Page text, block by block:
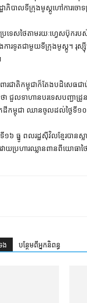
ាភិបាល​ទីក្រុង​មូស្គូ​ហៅ​ការ​ចោទ​
រទេស​ថៃ​តាមរយៈ​ហ្វេសប៊ុក​រប
ារទូត​ជាមួយ​ទីក្រុង​មូស្គូ។ រុស្ស៊ី​
រ​ជាតិ​កម្ពុជា​ក៏​តែង​បដិសេធ​ជ
ថា ជួល​ទាហាន​បរទេស​បញ្ជា​ដ្
ដី​កម្ពុជា ឈាន​ចូល​ដល់​ថ្ងៃ​ទី១០​
ទី១៦ ធ្នូ ពលរដ្ឋ​ស៊ីវិល​ខ្មែរ​
ាយ​ប្រហារ​ឈ្លាន​ពាន​ពី​យោធា​ថ
ង បន្ថែម​ពី​អ្នកនិពន្ធ